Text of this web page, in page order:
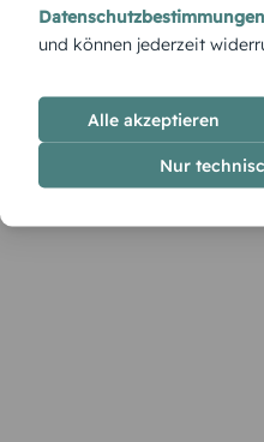
Datenschutzbestimmungen
und können jederzeit
Alle akzeptieren
Nur